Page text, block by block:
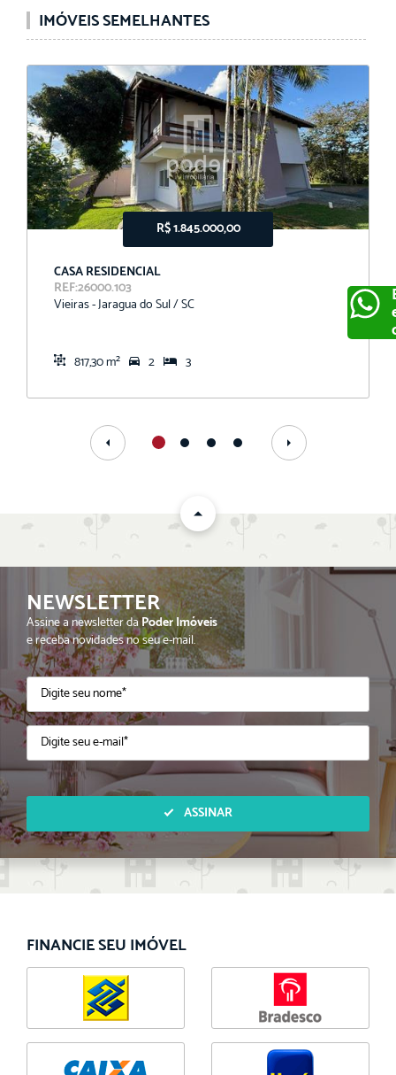
IMÓVEIS SEMELHANTES
R$ 1.845.000,00
CASA RESIDENCIAL
REF:26000.103
Vieiras - Jaragua do Sul / SC
817,30 m² 2 3
NEWSLETTER
Assine a newsletter daPoder Imóveis
e receba novidades no seu e-mail.
ASSINAR
FINANCIE SEU IMÓVEL